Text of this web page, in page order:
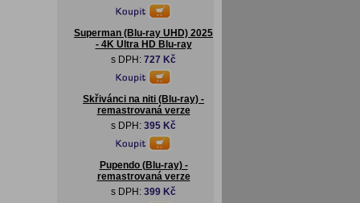
Superman (Blu-ray UHD) 2025
- 4K Ultra HD Blu-ray
s DPH: 727 Kč
Skřivánci na niti (Blu-ray) -
remastrovaná verze
s DPH: 395 Kč
Pupendo (Blu-ray) -
remastrovaná verze
s DPH: 399 Kč